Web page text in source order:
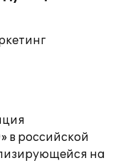
в российской
на